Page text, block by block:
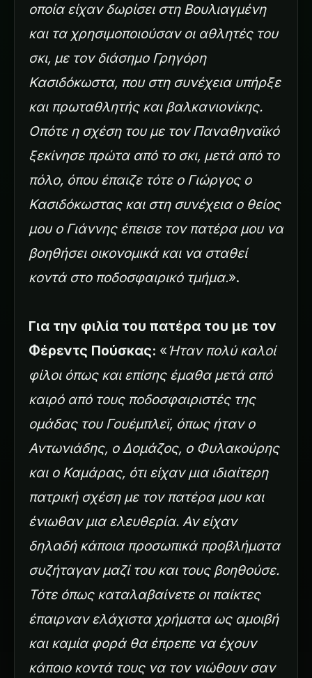
οποία είχαν δωρίσει στη Βουλιαγμένη
και τα χρησιμοποιούσαν οι αθλητές του
σκι, με τον διάσημο Γρηγόρη
Κασιδόκωστα, που στη συνέχεια υπήρξε
και πρωταθλητής και βαλκανιονίκης.
Οπότε η σχέση του με τον Παναθηναϊκό
ξεκίνησε πρώτα από το σκι, μετά από το
πόλο, όπου έπαιζε τότε ο Γιώργος ο
Κασιδόκωστας και στη συνέχεια ο θείος
μου ο Γιάννης έπεισε τον πατέρα μου να
βοηθήσει οικονομικά και να σταθεί
κοντά στο ποδοσφαιρικό τμήμα.».
Για την φιλία του πατέρα του με τον
Φέρεντς Πούσκας: «Ήταν πολύ καλοί
φίλοι όπως και επίσης έμαθα μετά από
καιρό από τους ποδοσφαιριστές της
ομάδας του Γουέμπλεϊ, όπως ήταν ο
Αντωνιάδης, ο Δομάζος, ο Φυλακούρης
και ο Καμάρας, ότι είχαν μια ιδιαίτερη
πατρική σχέση με τον πατέρα μου και
ένιωθαν μια ελευθερία. Αν είχαν
δηλαδή κάποια προσωπικά προβλήματα
συζήταγαν μαζί του και τους βοηθούσε.
Τότε όπως καταλαβαίνετε οι παίκτες
έπαιρναν ελάχιστα χρήματα ως αμοιβή
και καμία φορά θα έπρεπε να έχουν
κάποιο κοντά τους να τον νιώθουν σαν